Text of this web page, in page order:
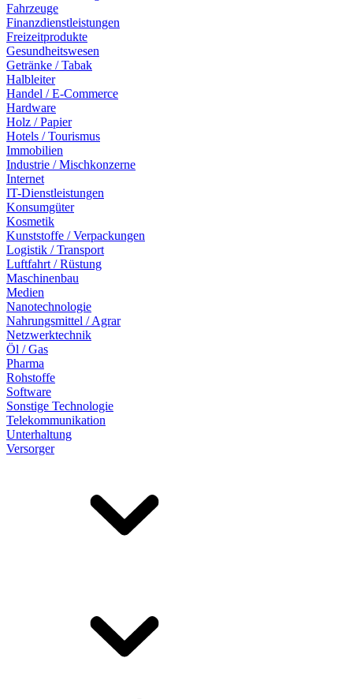
Fahrzeuge
Finanzdienstleistungen
Freizeitprodukte
Gesundheitswesen
Getränke / Tabak
Halbleiter
Handel / E-Commerce
Hardware
Holz / Papier
Hotels / Tourismus
Immobilien
Industrie / Mischkonzerne
Internet
IT-Dienstleistungen
Konsumgüter
Kosmetik
Kunststoffe / Verpackungen
Logistik / Transport
Luftfahrt / Rüstung
Maschinenbau
Medien
Nanotechnologie
Nahrungsmittel / Agrar
Netzwerktechnik
Öl / Gas
Pharma
Rohstoffe
Software
Sonstige Technologie
Telekommunikation
Unterhaltung
Versorger